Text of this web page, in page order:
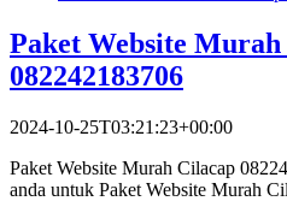
Paket Website
082242183706
2024-10-25T03:21:23+00:00
Paket Website Murah Cilacap
anda untuk Paket Website Murah